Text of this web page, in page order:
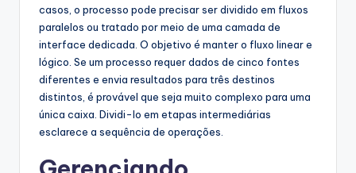
casos, o processo pode precisar ser dividido em fluxos
paralelos ou tratado por meio de uma camada de
interface dedicada. O objetivo é manter o fluxo linear e
lógico. Se um processo requer dados de cinco fontes
diferentes e envia resultados para três destinos
distintos, é provável que seja muito complexo para uma
única caixa. Dividi-lo em etapas intermediárias
esclarece a sequência de operações.